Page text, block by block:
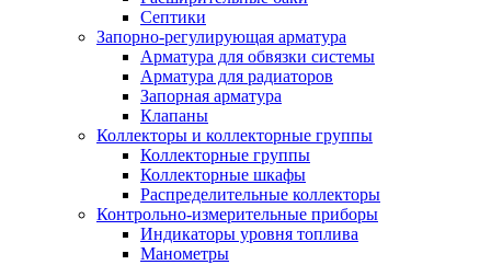
Септики
Запорно-регулирующая арматура
Арматура для обвязки системы
Арматура для радиаторов
Запорная арматура
Клапаны
Коллекторы и коллекторные группы
Коллекторные группы
Коллекторные шкафы
Распределительные коллекторы
Контрольно-измерительные приборы
Индикаторы уровня топлива
Манометры